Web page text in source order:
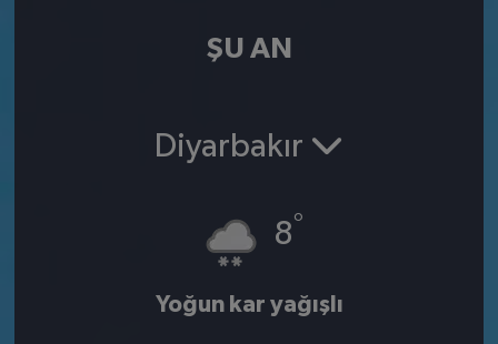
ŞU AN
Diyarbakır
8°
Yoğun kar yağışlı
Haber Arşivi